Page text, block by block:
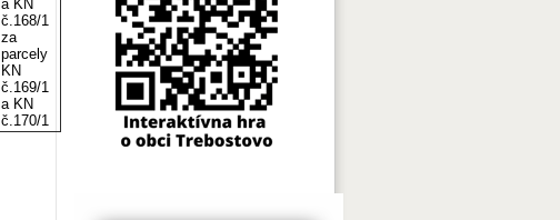
a KN
č.168/1
za
parcely
KN
č.169/1
a KN
č.170/1